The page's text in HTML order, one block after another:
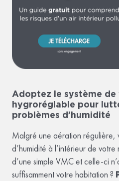
Adoptez le système
hygroréglable pour
problèmes d’humidité
Malgré une aération régulière,
d’humidité à l’intérieur de votre
d’une simple VMC et celle-ci
suffisamment votre habitation ?